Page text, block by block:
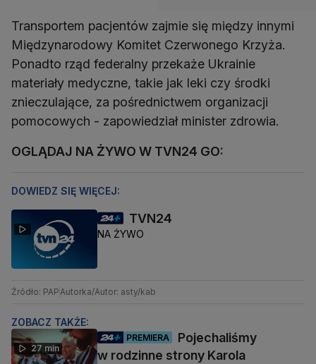
Transportem pacjentów zajmie się między innymi
Międzynarodowy Komitet Czerwonego Krzyża.
Ponadto rząd federalny przekaże Ukrainie
materiały medyczne, takie jak leki czy środki
znieczulające, za pośrednictwem organizacji
pomocowych - zapowiedział minister zdrowia.
OGLĄDAJ NA ŻYWO W TVN24 GO:
DOWIEDZ SIĘ WIĘCEJ:
TVN24
NA ŻYWO
Źródło: PAPAutorka/Autor: asty/kab
ZOBACZ TAKŻE:
27 min
PREMIERA
Pojechaliśmy
w rodzinne strony Karola